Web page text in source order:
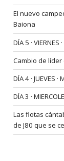
El nuevo
Baiona
DÍA 5 · VIERNES
Cambio de
DÍA 4 · JUEVES
DÍA 3 ·
Las flotas
de J80 que se